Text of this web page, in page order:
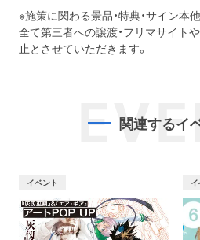
※施策に関わる景品・特典・サイン本他
全て第三者への譲渡・フリマサイト
止とさせていただきます。
関連するイ
イベント